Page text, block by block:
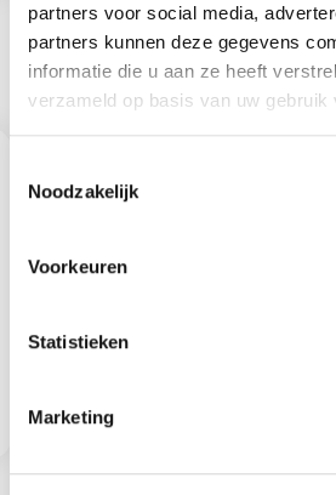
partners voor social media,
partners kunnen deze gegevens
informatie die u aan ze heeft
verzameld op basis van uw gebruik
Noodzakelijk
Voorkeuren
Statistieken
Marketing